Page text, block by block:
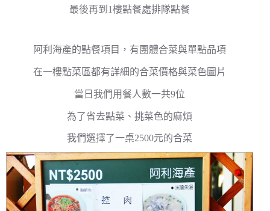
最後再到1樓點餐處排隊點餐
阿利海產的點餐項目，有團體合菜與單點品項
在一樓點菜區都有詳細的合菜價格與菜色圖片
當日我們用餐人數一共9位
為了省去點菜、挑菜色的麻煩
我們選擇了一桌2500元的合菜